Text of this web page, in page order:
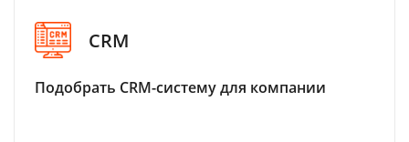
CRM
Подобрать CRM-систему для компании